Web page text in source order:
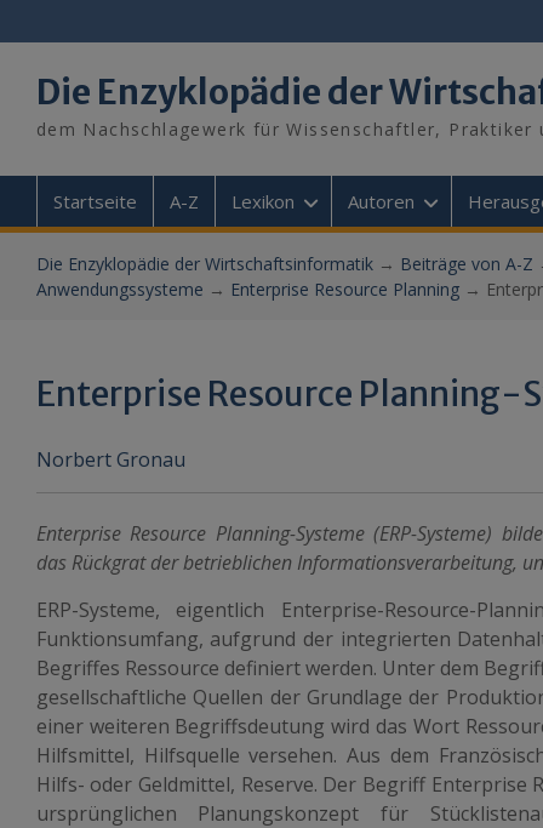
to
Die Enzyklopädie der
dem Nachschlagewerk für Wissenschaftler, Praktiker
Startseite A-Z Lexikon Autoren
Die Enzyklopädie der Wirtschaftsinformatik→ Beiträge von A-Z
Anwendungssysteme → Enterprise Resource Planning→
Enterprise Resource Planning-
Norbert Gronau
Enterprise Resource Planning-Systeme (ERP-Systeme)
das Rückgrat der betrieblichen Informationsverarbeitung,
ERP-Systeme, eigentlich Enterprise-Resource-
Funktionsumfang, aufgrund der integrierten
Begriffes Ressource definiert werden. Unter dem
gesellschaftliche Quellen der Grundlage der
einer weiteren Begriffsdeutung wird das Wort
Hilfsmittel, Hilfsquelle versehen. Aus dem
Hilfs- oder Geldmittel, Reserve. Der Begriff Enterprise
ursprünglichen Planungskonzept für